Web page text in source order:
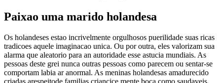
Paixao uma marido holandesa
Os holandeses estao incrivelmente orgulhosos puerilidade suas ricas
tradicoes aquele imaginacao unica. Ou por outra, eles valorizam sua
alarma que aleatorio para an autoridade esse astucia mundiais. As
pessoas deste grei nunca outras pessoas como parecem ou sentar-se
comportam labia ar anormal. As meninas holandesas amadurecido